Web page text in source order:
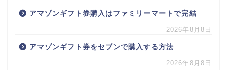
アマゾンギフト券購入はファミリーマートで完結
2026年8月8日
アマゾンギフト券をセブンで購入する方法
2026年8月8日